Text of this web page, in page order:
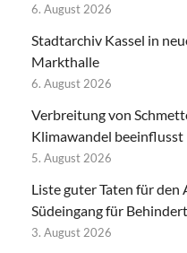
6. August 2026
Stadtarchiv Kassel in
Markthalle
6. August 2026
Verbreitung von
Klimawandel beeinflusst
5. August 2026
Liste guter Taten für
Südeingang für
3. August 2026